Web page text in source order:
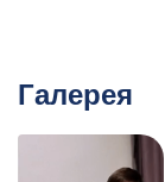
Галерея